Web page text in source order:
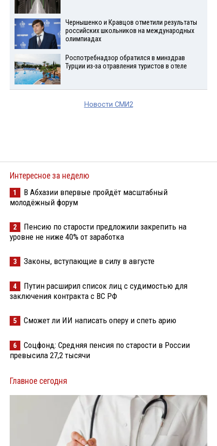
Чернышенко и Кравцов отметили результаты
российских школьников на международных
олимпиадах
Роспотребнадзор обратился в минздрав
Турции из-за отравления туристов в отеле
Новости СМИ2
Интересное за неделю
1
В Абхазии впервые пройдёт масштабный
молодёжный форум
2
Пенсию по старости предложили закрепить на
уровне не ниже 40% от заработка
3 Законы, вступающие в силу в августе
4
Путин расширил список лиц с судимостью для
заключения контракта с ВС РФ
5 Сможет ли ИИ написать оперу и спеть арию
6
Соцфонд: Средняя пенсия по старости в России
превысила 27,2 тысячи
Главное сегодня